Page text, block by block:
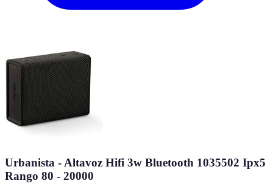
Urbanista - Altavoz Hifi 3w Bluetooth 1035502 Ipx5
Rango 80 - 20000